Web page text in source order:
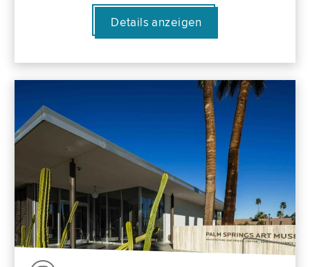
Details anzeigen